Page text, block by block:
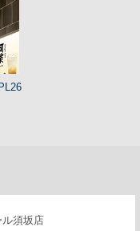
須坂店